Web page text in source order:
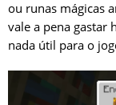
ou runas mágicas
vale a pena gastar
nada útil para o